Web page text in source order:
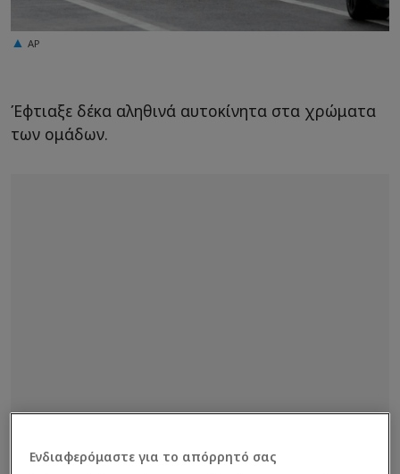
AP
Έφτιαξε δέκα αληθινά αυτοκίνητα στα χρώματα
των ομάδων.
Ενδιαφερόμαστε για το απόρρητό σας